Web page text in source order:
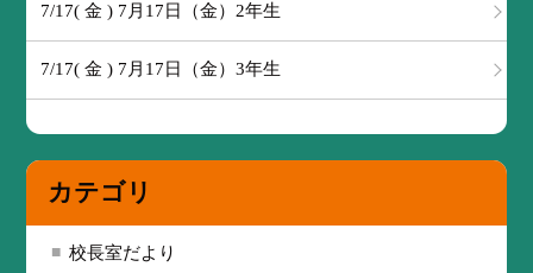
7/17( 金 ) 7月17日（金）2年生
7/17( 金 ) 7月17日（金）3年生
カテゴリ
校長室だより